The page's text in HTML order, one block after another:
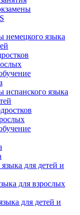
немецкого языка
испанского языка
для детей и
для взрослых
для детей и